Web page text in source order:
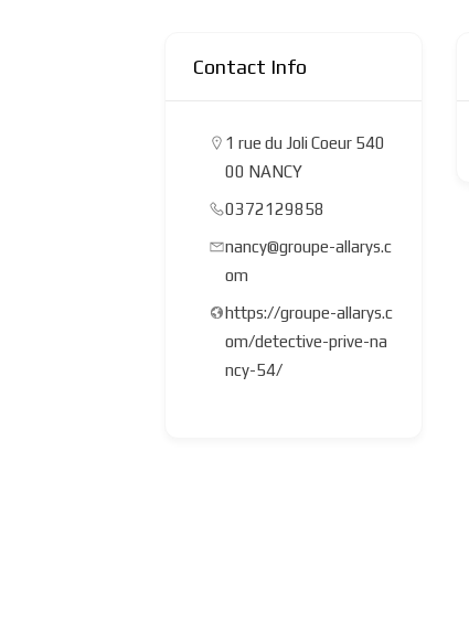
Contact Info
1 rue du Joli Coeur 540
00 NANCY
0372129858
nancy@groupe-allarys.c
om
https://groupe-allarys.c
om/detective-prive-na
ncy-54/